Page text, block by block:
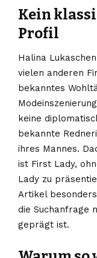
Kein
Profil
Halina
vielen anderen
bekanntes
keine
bekannte
ihres Mannes.
ist First Lady,
Lady zu
Artikel
die Suchanfrage
geprägt ist.